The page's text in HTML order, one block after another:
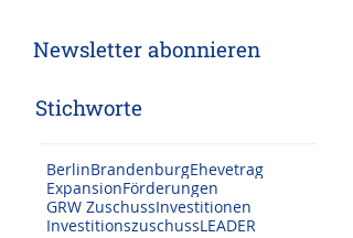
Folgen Sie
uns
Stichworte